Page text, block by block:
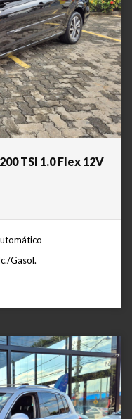
TSI 1.0 Flex 12V
Gasol.